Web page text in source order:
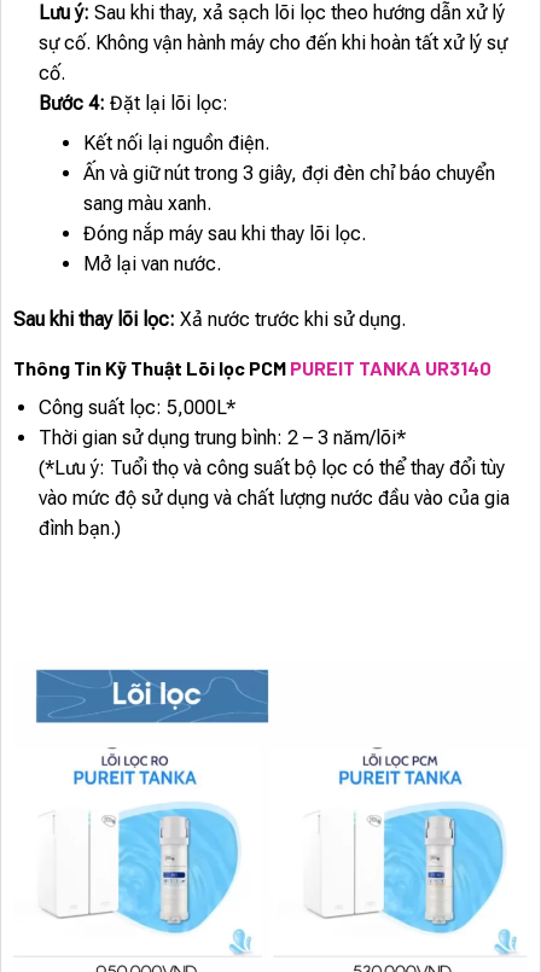
Lưu ý: Sau khi thay, xả sạch lõi lọc theo hướng dẫn xử lý
sự cố. Không vận hành máy cho đến khi hoàn tất xử lý sự
cố.
Bước 4: Đặt lại lõi lọc:
Kết nối lại nguồn điện.
Ấn và giữ nút trong 3 giây, đợi đèn chỉ báo chuyển
sang màu xanh.
Đóng nắp máy sau khi thay lõi lọc.
Mở lại van nước.
Sau khi thay lõi lọc: Xả nước trước khi sử dụng.
Thông Tin Kỹ Thuật Lõi lọc PCM PUREIT TANKA UR3140
Công suất lọc: 5,000L*
Thời gian sử dụng trung bình: 2 – 3 năm/lõi*
(*Lưu ý: Tuổi thọ và công suất bộ lọc có thể thay đổi tùy
vào mức độ sử dụng và chất lượng nước đầu vào của gia
đình bạn.)